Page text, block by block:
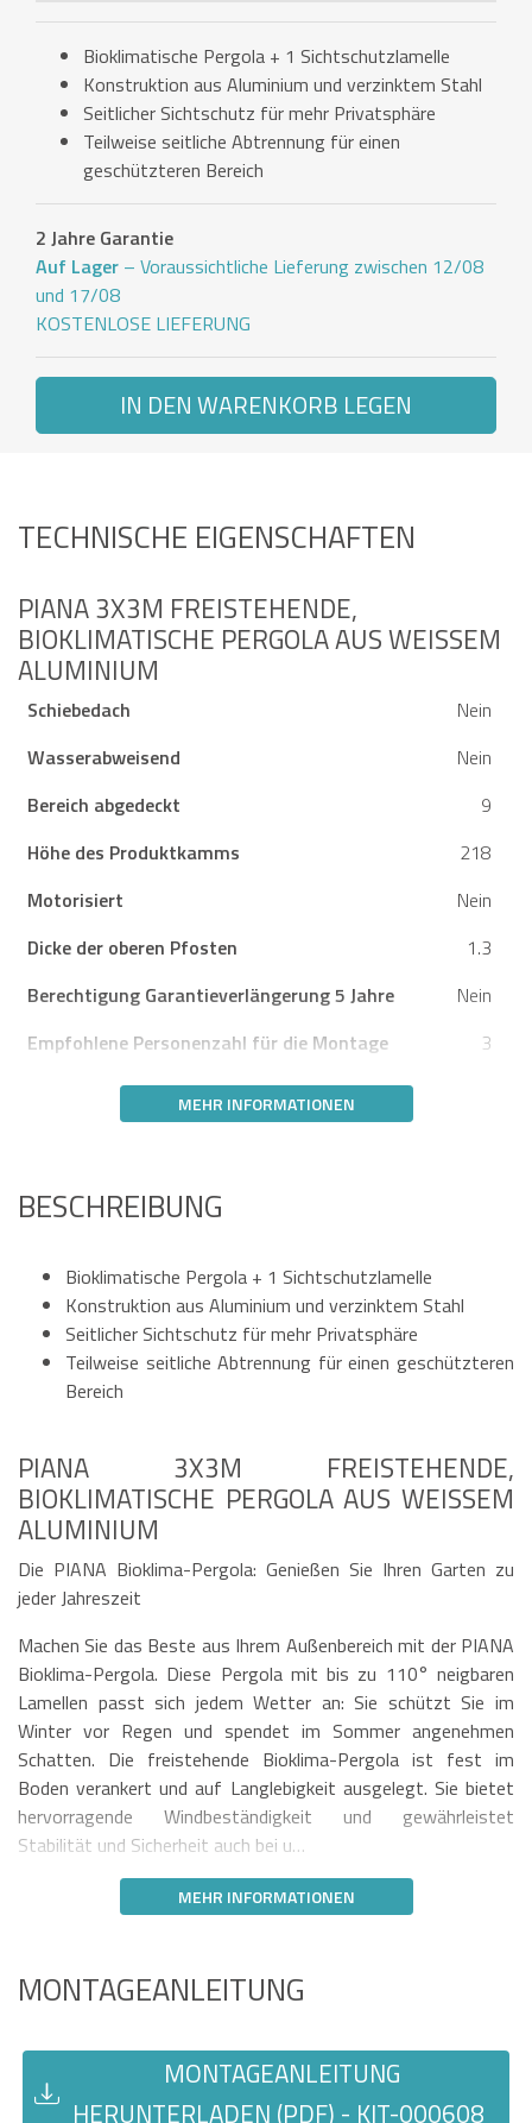
Bioklimatische Pergola + 1 Sichtschutzlamelle
Konstruktion aus Aluminium und verzinktem Stahl
Seitlicher Sichtschutz für mehr Privatsphäre
Teilweise seitliche Abtrennung für einen
geschützteren Bereich
2 Jahre Garantie
Auf Lager – Voraussichtliche Lieferung zwischen 12/08
und 17/08
KOSTENLOSE LIEFERUNG
IN DEN WARENKORB LEGEN
TECHNISCHE EIGENSCHAFTEN
PIANA 3X3M FREISTEHENDE,
BIOKLIMATISCHE PERGOLA AUS WEISSEM A
LUMINIUM
Schiebedach
Nein
Wasserabweisend
Nein
Bereich abgedeckt
9
Höhe des Produktkamms
218
Motorisiert
Nein
Dicke der oberen Pfosten
1.3
Berechtigung Garantieverlängerung 5 Jahre
Nein
Empfohlene Personenzahl für die Montage
3
MEHR INFORMATIONEN
BESCHREIBUNG
Bioklimatische Pergola + 1 Sichtschutzlamelle
Konstruktion aus Aluminium und verzinktem Stahl
Seitlicher Sichtschutz für mehr Privatsphäre
Teilweise seitliche Abtrennung für einen geschützteren
Bereich
PIANA 3X3M FREISTEHENDE,
BIOKLIMATISCHE PERGOLA AUS WEISSEM A
LUMINIUM
Die PIANA Bioklima-Pergola: Genießen Sie Ihren Garten zu
jeder Jahreszeit
Machen Sie das Beste aus Ihrem Außenbereich mit der PIANA
Bioklima-Pergola. Diese Pergola mit bis zu 110° neigbaren
Lamellen passt sich jedem Wetter an: Sie schützt Sie im
Winter vor Regen und spendet im Sommer angenehmen
Schatten. Die freistehende Bioklima-Pergola ist fest im
Boden verankert und auf Langlebigkeit ausgelegt. Sie bietet
hervorragende Windbeständigkeit und gewährleistet
Stabilität und Sicherheit auch bei u…
MEHR INFORMATIONEN
MONTAGEANLEITUNG
MONTAGEANLEITUNG
HERUNTERLADEN (PDF) - KIT-000608